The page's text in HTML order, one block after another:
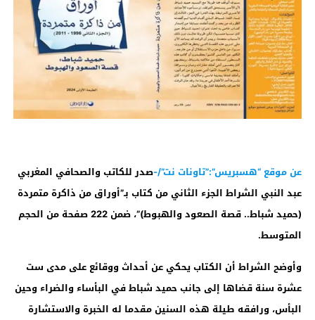
عن موقع “هسبريس”:”تاونات نت”/-صدر للكاتب والصحافي المغربي
عبد النبي الشراط الجزء الثاني من كتاب بـ”أوراق من ذاكرة متمردة
(حميد شباط.. قصة الصعود والهبوط)”، ضمن 222 صفحة من الحجم
المتوسط.
وأوضح الشراط أن الكتاب يحكي عن أحداث ووقائع على مدى ست
عشرة سنة قضاها إلى جانب حميد شباط في البأساء والضراء وحين
البأس، ورافقه طيلة هذه السنين مقدما له الخبرة والاستشارة